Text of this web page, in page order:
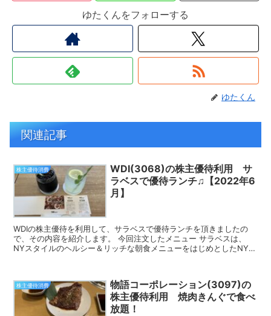
ゆたくんをフォローする
ゆたくん
関連記事
株主優待消費
WDI(3068)の株主優待利用 サ
ラベスで優待ランチ♫【2022年6
月】
WDIの株主優待を利用して、サラベスで優待ランチを頂きましたの
で、その内容を紹介します。 今回注文したメニュー サラベスは、
NYスタイルのヘルシー＆リッチな朝食メニューをはじめとしたNYの
株主優待消費
物語コーポレーション(3097)の
株主優待利用 焼肉きんぐで食べ
放題！